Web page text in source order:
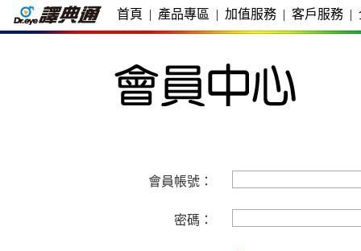
首頁 | 產品專區 | 加值服務 | 客戶服務 |
會員帳號：
密碼：